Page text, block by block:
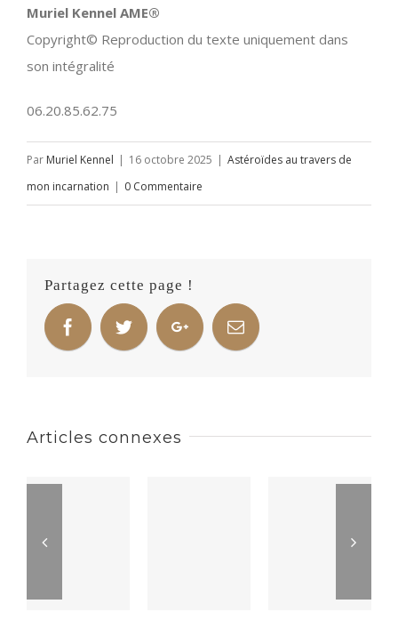
Muriel Kennel AME®
Copyright© Reproduction du texte uniquement dans
son intégralité
06.20.85.62.75
Par Muriel Kennel | 16 octobre 2025 | Astéroïdes au travers de
mon incarnation | 0 Commentaire
Partagez cette page !
Articles connexes